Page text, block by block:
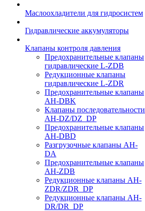
Маслоохладители для гидросистем
Гидравлические аккумуляторы
Клапаны контроля давления
Предохранительные клапаны
гидравлические L-ZDB
Редукционные клапаны
гидравлические L-ZDR
Предохранительные клапаны
AH-DBK
Клапаны последовательности
AH-DZ/DZ_DP
Предохранительные клапаны
AH-DBD
Разгрузочные клапаны AH-
DA
Предохранительные клапаны
AH-ZDB
Редукционные клапаны AH-
ZDR/ZDR_DP
Редукционные клапаны AH-
DR/DR_DP